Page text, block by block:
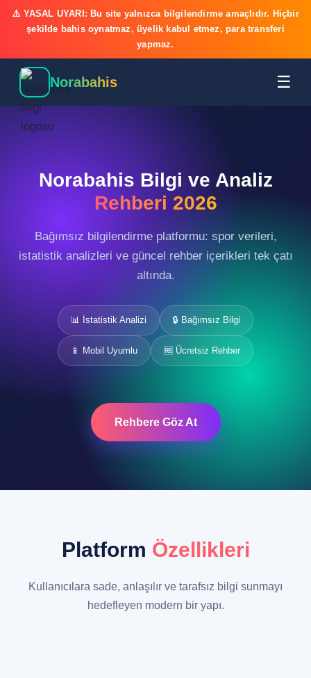
⚠️ YASAL UYARI: Bu site yalnızca bilgilendirme amaçlıdır. Hiçbir
şekilde bahis oynatmaz, üyelik kabul etmez, para transferi
yapmaz.
Norabahis ☰
Norabahis Bilgi ve Analiz
Rehberi 2026
Bağımsız bilgilendirme platformu: spor verileri,
istatistik analizleri ve güncel rehber içerikleri tek çatı
altında.
📊 İstatistik Analizi 🔒 Bağımsız Bilgi
📱 Mobil Uyumlu 🆓 Ücretsiz Rehber
Rehbere Göz At
Platform Özellikleri
Kullanıcılara sade, anlaşılır ve tarafsız bilgi sunmayı
hedefleyen modern bir yapı.